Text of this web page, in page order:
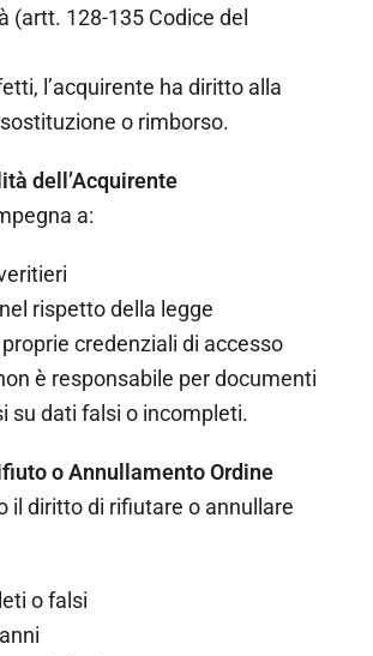
(artt. 128-135 Codice del
l’acquirente ha diritto alla
o rimborso.
dell’Acquirente
a:
rispetto della legge
credenziali di accesso
è responsabile per documenti
su dati falsi o incompleti.
o Annullamento Ordine
il diritto di rifiutare o annullare
o falsi